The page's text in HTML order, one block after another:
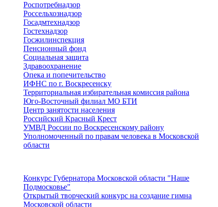
Роспотребнадзор
Россельхознадзор
Госадмтехнадзор
Гостехнадзор
Госжилинспекция
Пенсионный фонд
Социальная защита
Здравоохранение
Опека и попечительство
ИФНС по г. Воскресенску
Территориальная избирательная комиссия района
Юго-Восточный филиал МО БТИ
Центр занятости населения
Российский Красный Крест
УМВД России по Воскресенскому району
Уполномоченный по правам человека в Московской
области
Конкурс Губернатора Московской области "Наше
Подмосковье"
Открытый творческий конкурс на создание гимна
Московской области